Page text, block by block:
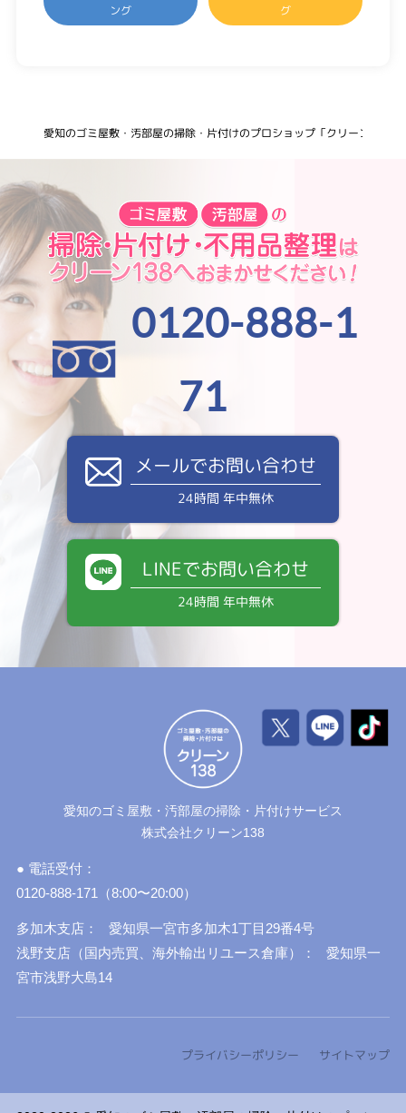
ング
グ
愛知のゴミ屋敷・汚部屋の掃除・片付けのプロショップ「クリーン138」
0120-888-1
71
メールでお問い合わせ
24時間 年中無休
LINEでお問い合わせ
24時間 年中無休
愛知のゴミ屋敷・汚部屋の掃除・片付けサービス
株式会社クリーン138
● 電話受付：
0120-888-171（8:00〜20:00）
多加木支店：
愛知県一宮市多加木1丁目29番4号
浅野支店（国内売買、海外輸出リユース倉庫）：
愛知県一
宮市浅野大島14
プライバシーポリシー サイトマップ